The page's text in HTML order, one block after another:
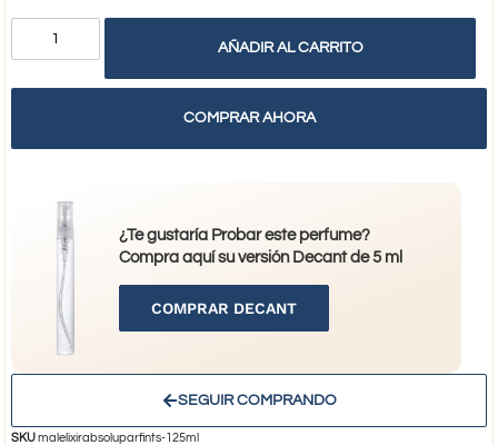
AÑADIR AL CARRITO
COMPRAR AHORA
¿Te gustaría Probar este perfume?
Compra aquí su versión Decant de 5 ml
COMPRAR DECANT
SEGUIR COMPRANDO
SKUmalelixirabsoluparfints-125ml